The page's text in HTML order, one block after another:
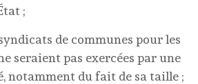
;
de communes pour les
seraient pas exercées par une
notamment du fait de sa taille ;